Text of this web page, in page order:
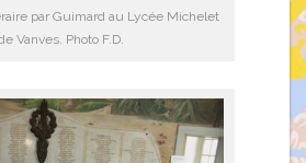
par Guimard au Lycée Michelet
Vanves. Photo F.D.